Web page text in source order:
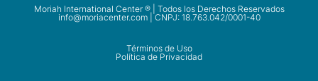
Moriah International Center ® | Todos los Derechos Reservados
info@moriacenter.com| CNPJ: 18.763.042/0001-40
Términos de Uso
Política de Privacidad